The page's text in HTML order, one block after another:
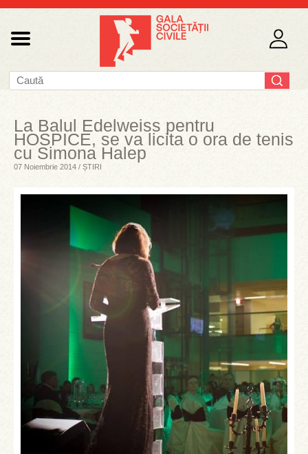
La Balul Edelweiss pentru
HOSPICE, se va licita o ora de tenis
cu Simona Halep
07 Noiembrie 2014 / ȘTIRI